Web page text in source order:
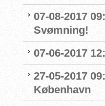
07-08-2017
Svømning!
07-06-2017
27-05-2017
København